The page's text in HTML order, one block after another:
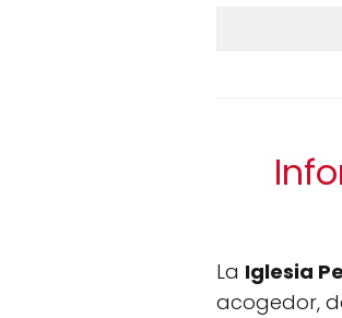
La Iglesia
acogedor,